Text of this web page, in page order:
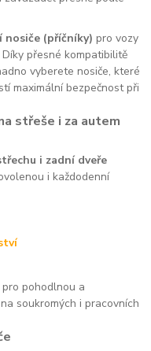
nosiče (příčníky) pro vozy
přesné kompatibilitě
vyberete nosiče, které
maximální bezpečnost při
střeše i za autem
i zadní dveře
i každodenní
pohodlnou a
soukromých i pracovních